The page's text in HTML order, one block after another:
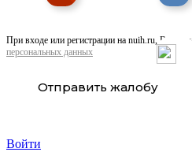
Шпилька 6.30. Оцинкованная для .
При входе или регистрации на nuih.ru, Вы
персональных данных
Отправить жалобу
Войти